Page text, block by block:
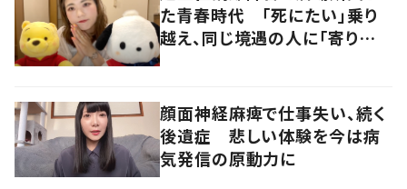
た青春時代 「死にたい」乗り
越え、同じ境遇の人に「寄り添
顔面神経麻痺で仕事失い、続く
後遺症 悲しい体験を今は病
気発信の原動力に